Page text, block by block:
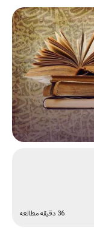
36 دقیقه مطالعه